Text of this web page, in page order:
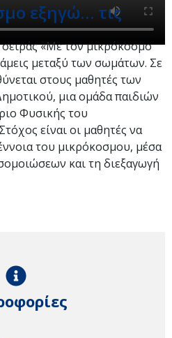
εξηγώ… τις
σειράς «Με τον μικρόκοσμο
μεταξύ των σωμάτων. Σε
στους μαθητές των
μια ομάδα παιδιών
Φυσικής του
είναι οι μαθητές να
του μικρόκοσμου, μέσα
και τη διεξαγωγή